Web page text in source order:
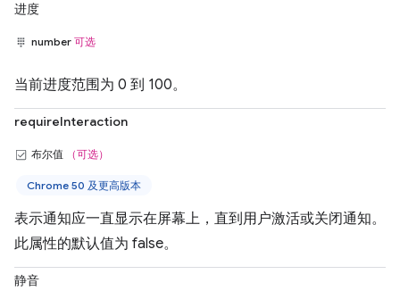
进度
number 可选
当前进度范围为 0 到 100。
requireInteraction
布尔值 （可选）
Chrome 50 及更高版本
表示通知应一直显示在屏幕上，直到用户激活或关闭通知。
此属性的默认值为 false。
静音